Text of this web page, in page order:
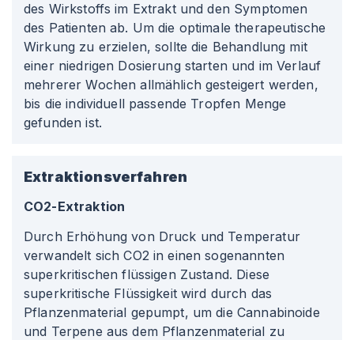
des Wirkstoffs im Extrakt und den Symptomen
des Patienten ab. Um die optimale therapeutische
Wirkung zu erzielen, sollte die Behandlung mit
einer niedrigen Dosierung starten und im Verlauf
mehrerer Wochen allmählich gesteigert werden,
bis die individuell passende Tropfen Menge
gefunden ist.
Extraktionsverfahren
CO2-Extraktion
Durch Erhöhung von Druck und Temperatur
verwandelt sich CO2 in einen sogenannten
superkritischen flüssigen Zustand. Diese
superkritische Flüssigkeit wird durch das
Pflanzenmaterial gepumpt, um die Cannabinoide
und Terpene aus dem Pflanzenmaterial zu